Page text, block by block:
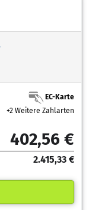
EC-Karte
+2 Weitere Zahlarten
402,56 €
2.415,33 €